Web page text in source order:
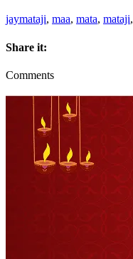
jaymataji, maa, mata, mataji,
Share it:
Comments